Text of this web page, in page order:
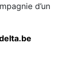
d’un